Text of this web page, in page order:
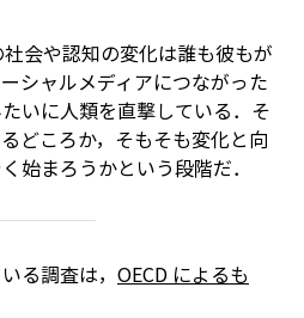
会や認知の変化は誰も彼もが
シャルメディアにつながった
いに人類を直撃している．そ
どころか，そもそも変化と向
始まろうかという段階だ．
る調査は， OECD によるも